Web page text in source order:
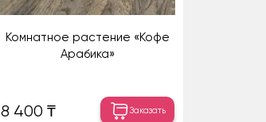
Комнатное растение «Кофе
Арабика»
8 400 ₸ Заказать